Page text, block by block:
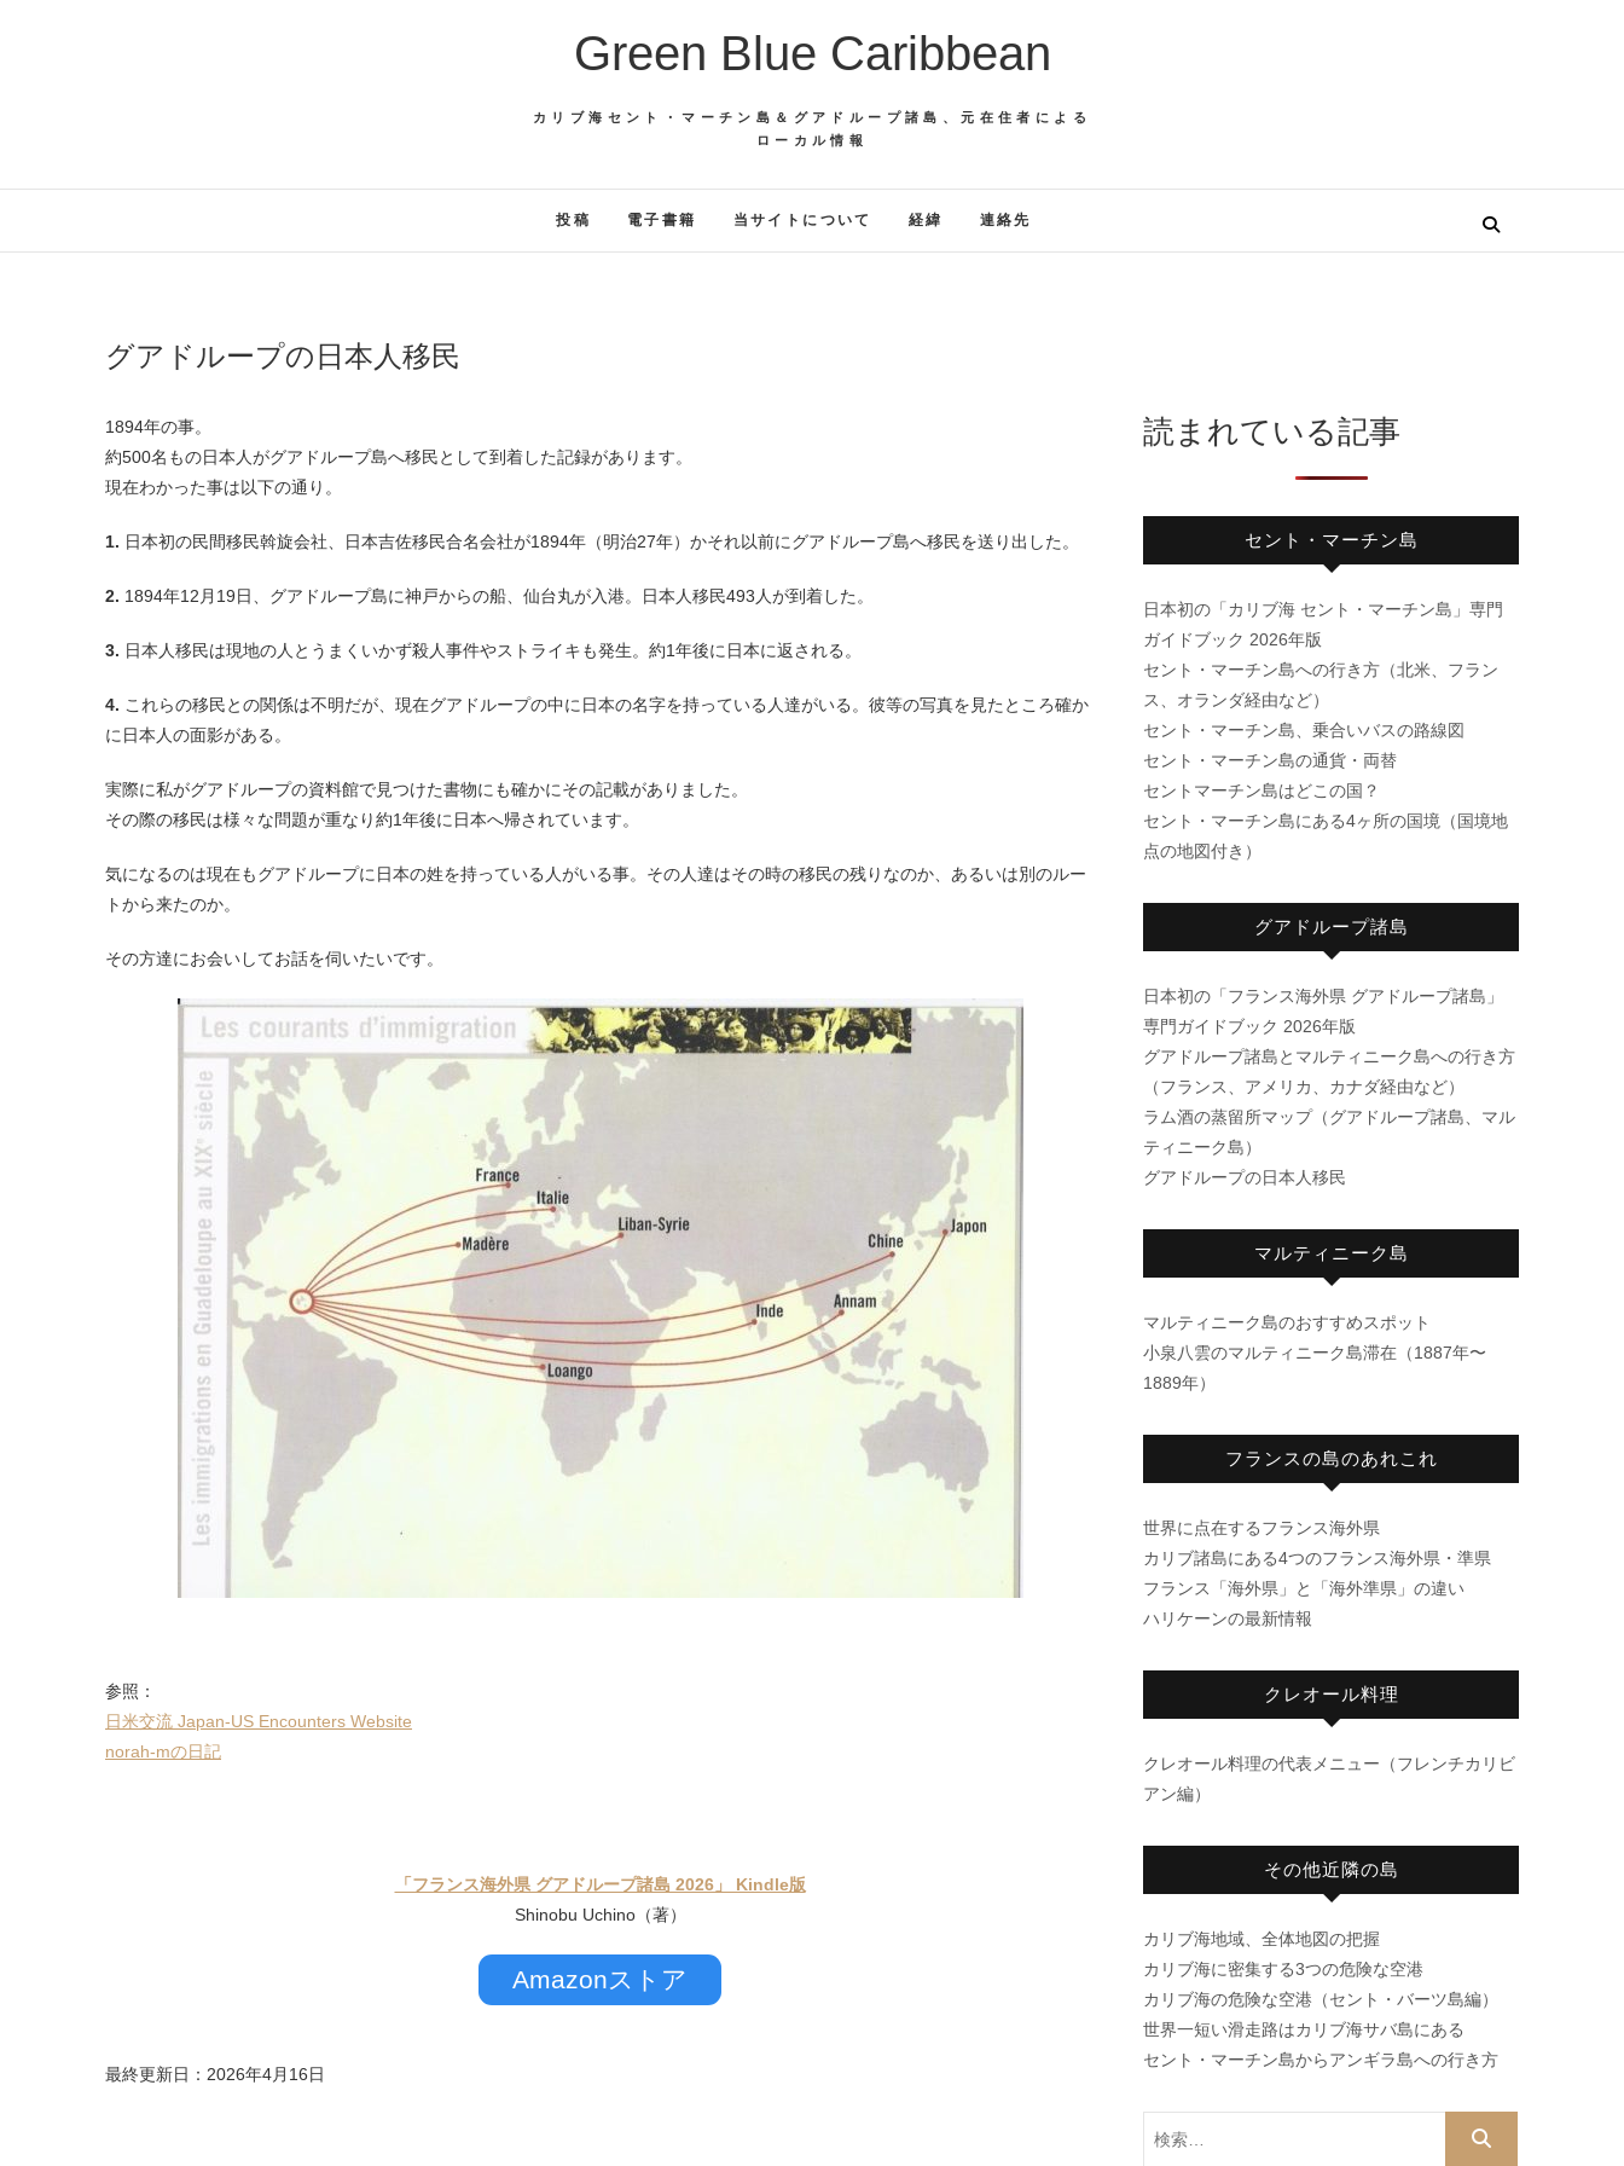
Green Blue Caribbean
カリブ海セント・マーチン島＆グアドループ諸島、元在住者による
ローカル情報
投稿 電子書籍 当サイトについて 経緯 連絡先
グアドループの日本人移民
1894年の事。
約500名もの日本人がグアドループ島へ移民として到着した記録があります。
現在わかった事は以下の通り。
1. 日本初の民間移民斡旋会社、日本吉佐移民合名会社が1894年（明治27年）かそれ以前にグアドループ島へ移民を送り出した。
2. 1894年12月19日、グアドループ島に神戸からの船、仙台丸が入港。日本人移民493人が到着した。
3. 日本人移民は現地の人とうまくいかず殺人事件やストライキも発生。約1年後に日本に返される。
4. これらの移民との関係は不明だが、現在グアドループの中に日本の名字を持っている人達がいる。彼等の写真を見たところ確か
に日本人の面影がある。
実際に私がグアドループの資料館で見つけた書物にも確かにその記載がありました。
その際の移民は様々な問題が重なり約1年後に日本へ帰されています。
気になるのは現在もグアドループに日本の姓を持っている人がいる事。その人達はその時の移民の残りなのか、あるいは別のルー
トから来たのか。
その方達にお会いしてお話を伺いたいです。
参照：
日米交流 Japan-US Encounters Website
norah-mの日記
「フランス海外県 グアドループ諸島 2026」 Kindle版
Shinobu Uchino（著）
Amazonストア
最終更新日：2026年4月16日
読まれている記事
セント・マーチン島
日本初の「カリブ海 セント・マーチン島」専門
ガイドブック 2026年版
セント・マーチン島への行き方（北米、フラン
ス、オランダ経由など）
セント・マーチン島、乗合いバスの路線図
セント・マーチン島の通貨・両替
セントマーチン島はどこの国？
セント・マーチン島にある4ヶ所の国境（国境地
点の地図付き）
グアドループ諸島
日本初の「フランス海外県 グアドループ諸島」
専門ガイドブック 2026年版
グアドループ諸島とマルティニーク島への行き方
（フランス、アメリカ、カナダ経由など）
ラム酒の蒸留所マップ（グアドループ諸島、マル
ティニーク島）
グアドループの日本人移民
マルティニーク島
マルティニーク島のおすすめスポット
小泉八雲のマルティニーク島滞在（1887年〜
1889年）
フランスの島のあれこれ
世界に点在するフランス海外県
カリブ諸島にある4つのフランス海外県・準県
フランス「海外県」と「海外準県」の違い
ハリケーンの最新情報
クレオール料理
クレオール料理の代表メニュー（フレンチカリビ
アン編）
その他近隣の島
カリブ海地域、全体地図の把握
カリブ海に密集する3つの危険な空港
カリブ海の危険な空港（セント・バーツ島編）
世界一短い滑走路はカリブ海サバ島にある
セント・マーチン島からアンギラ島への行き方